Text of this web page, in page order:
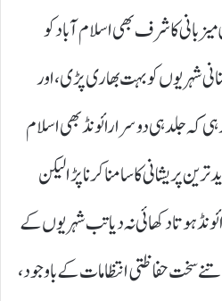
کا شرف بھی اسلام آباد کو
شہریوں کو بہت بھاری پڑی، اور
کہ جلد ہی دوسرا رائونڈ بھی اسلام
پریشانی کا سامنا کرنا پڑا لیکن
ہوتا دکھائی نہ دیا تب شہریوں کے
سخت حفاظتی انتظامات کے باوجود،